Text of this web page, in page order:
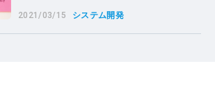
2021/03/15 システム開発